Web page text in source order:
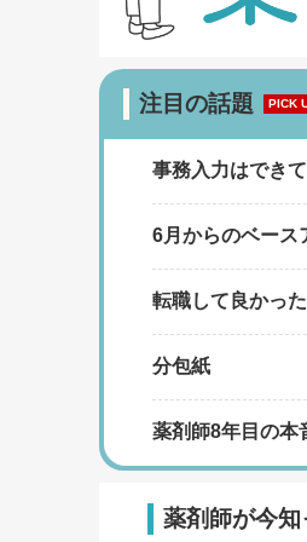
注目の話題 PICK
事務入力はでき
6月からのベース
転職して良かっ
分包紙
薬剤師8年目の本
薬剤師が今